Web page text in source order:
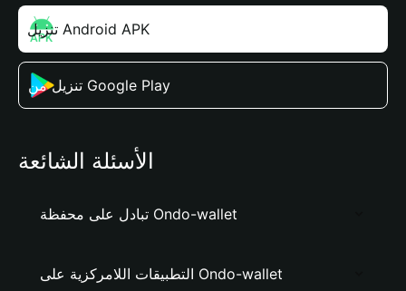
تنزيل Android APK
تنزيل من Google Play
الأسئلة الشائعة
تبادل على محفظة Ondo-wallet
التطبيقات اللامركزية على Ondo-wallet